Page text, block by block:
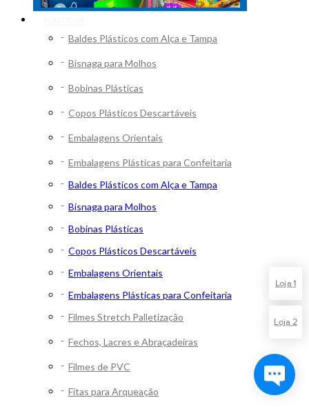
Loja 1
Loja 2
Baldes Plásticos com Alça e Tampa
Bisnaga para Molhos
Bobinas Plásticas
Copos Plásticos Descartáveis
Embalagens Orientais
Embalagens Plásticas para Confeitaria
Baldes Plásticos com Alça e Tampa
Bisnaga para Molhos
Bobinas Plásticas
Copos Plásticos Descartáveis
Embalagens Orientais
Embalagens Plásticas para Confeitaria
Filmes Stretch Palletização
Fechos, Lacres e Abraçadeiras
Filmes de PVC
Fitas para Arqueação